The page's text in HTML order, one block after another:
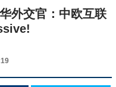
外交官：中欧互联